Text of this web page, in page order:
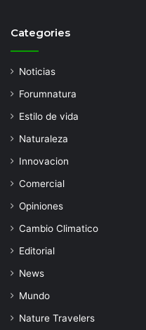
Categories
Noticias
Forumnatura
Estilo de vida
Naturaleza
Innovacion
Comercial
Opiniones
Cambio Climatico
Editorial
News
Mundo
Nature Travelers